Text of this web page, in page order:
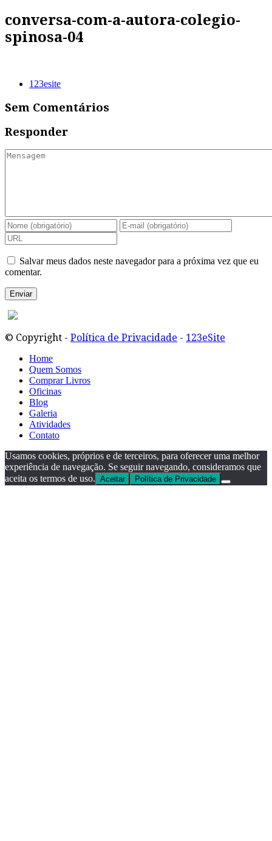
conversa-com-a-autora-colegio-
spinosa-04
123esite
Sem Comentários
Responder
Salvar meus dados neste navegador para a próxima vez que eu
comentar.
© Copyright - Política de Privacidade - 123eSite
Home
Quem Somos
Comprar Livros
Oficinas
Blog
Galeria
Atividades
Contato
Usamos cookies, próprios e de terceiros, para oferecer uma melhor
experiência de navegação. Se seguir navegando, consideramos que
aceita os termos de uso. Aceitar Política de Privacidade